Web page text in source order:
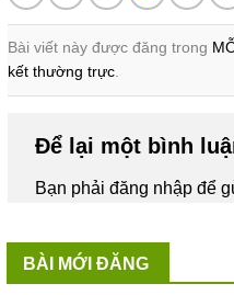
Bài viết này được đăng trong
kết thường trực.
Để lại một bình
Bạn phảiđăng nhậpđể
BÀI MỚI ĐĂNG